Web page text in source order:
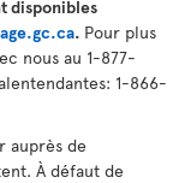
disponibles
. Pour plus
nous au 1-877-
1-866-
auprès de
À défaut de